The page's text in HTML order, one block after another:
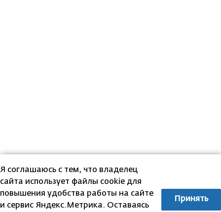
Я соглашаюсь с тем, что владелец
сайта использует файлы cookie для
повышения удобства работы на сайте
и сервис Яндекс.Метрика. Оставаясь
Принять